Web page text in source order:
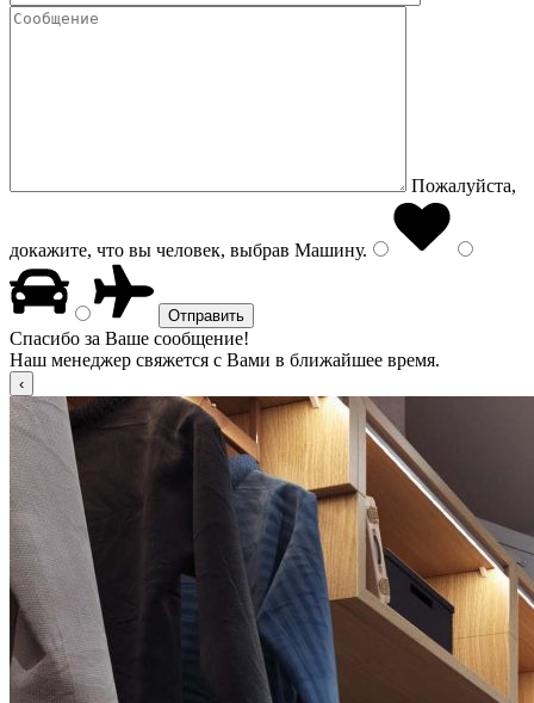
Пожалуйста,
докажите, что вы человек, выбрав Машину.
Спасибо за Ваше сообщение!
Наш менеджер свяжется с Вами в ближайшее время.